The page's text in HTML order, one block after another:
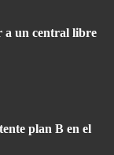
a un central libre
plan B en el